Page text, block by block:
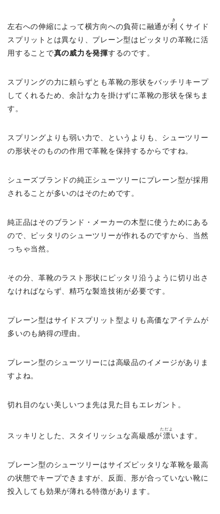
左右への伸縮によって横方向への負荷に融通が利
き
くサイド
スプリットとは異なり、プレーン型はピッタリの革靴に活
用することで真の威力を発揮するのです。
スプリングの力に頼らずとも革靴の形状をバッチリキープ
してくれるため、余計な力を掛けずに革靴の形状を保ちま
す。
スプリングよりも弱い力で、というよりも、シューツリー
の形状そのものの作用で革靴を保持するからですね。
シューズブランドの純正シューツリーにプレーン型が採用
されることが多いのはそのためです。
純正品はそのブランド・メーカーの木型に使うためにある
ので、ピッタリのシューツリーが作れるのですから、当然
っちゃ当然。
その分、革靴のラスト形状にピッタリ沿うように切り出さ
なければならず、精巧な製造技術が必要です。
プレーン型はサイドスプリット型よりも高価なアイテムが
多いのも納得の理由。
プレーン型のシューツリーには高級品のイメージがありま
すよね。
切れ目のない美しいつま先は見た目もエレガント。
スッキリとした、スタイリッシュな高級感が漂
ただよ
います。
プレーン型のシューツリーはサイズピッタリな革靴を最高
の状態でキープできますが、反面、形が合っていない靴に
投入しても効果が薄れる特徴があります。